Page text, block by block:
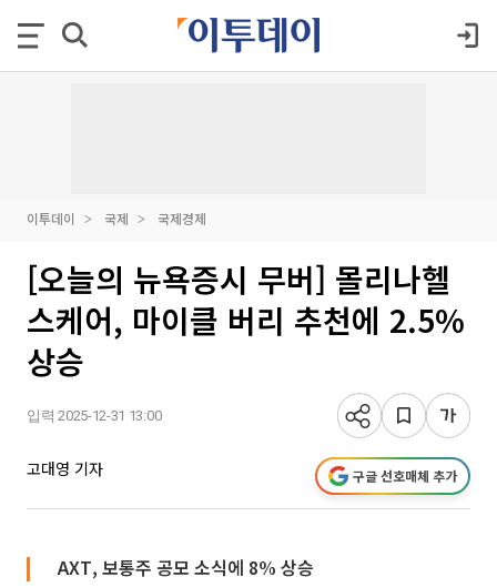
이투데이 국제 국제경제
[오늘의 뉴욕증시 무버] 몰리나헬
스케어, 마이클 버리 추천에 2.5%
상승
입력 2025-12-31 13:00
고대영 기자 구글 선호매체 추가
AXT, 보통주 공모 소식에 8% 상승